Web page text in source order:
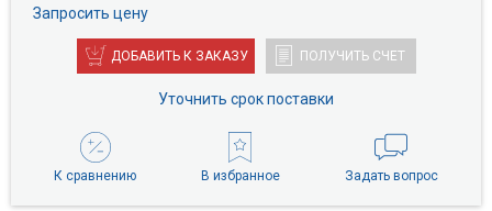
Запросить цену
ДОБАВИТЬ К ЗАКАЗУ ПОЛУЧИТЬ СЧЕТ
Уточнить срок поставки
К сравнению В избранное Задать вопрос